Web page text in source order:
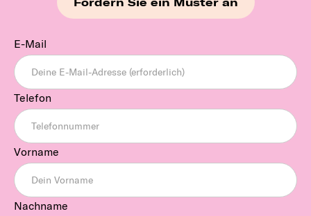
E-Mail
Telefon
Vorname
Nachname